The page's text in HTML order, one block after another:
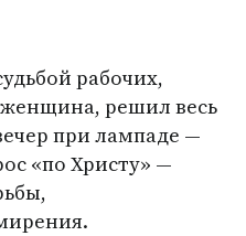
рабочих,
решил весь
при лампаде —
«по Христу» —